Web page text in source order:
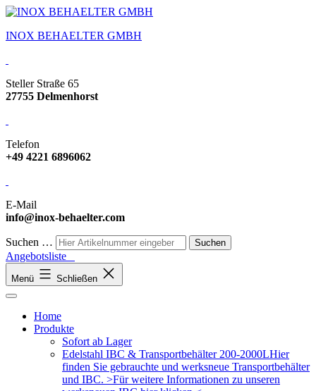
INOX BEHAELTER GMBH
Steller Straße 65
27755 Delmenhorst
Telefon
+49 4221 6896062
E-Mail
info@inox-behaelter.com
Suchen …
Angebotsliste
Menü Schließen
Home
Produkte
Sofort ab Lager
Edelstahl IBC & Transportbehälter 200-2000LHier
finden Sie gebrauchte und werksneue Transportbehälter
und IBC. >Für weitere Informationen zu unseren